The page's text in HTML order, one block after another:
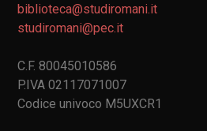
biblioteca@studiromani.it
studiromani@pec.it
C.F. 80045010586
P.IVA 02117071007
Codice univoco M5UXCR1